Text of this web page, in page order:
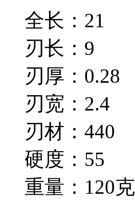
全长：21
刃长：9
刃厚：0.28
刃宽：2.4
刃材：440
硬度：55
重量：120克